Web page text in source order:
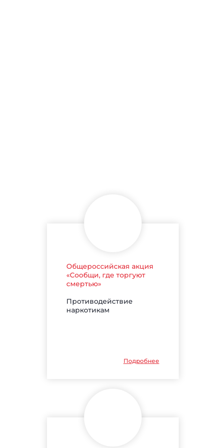
Общероссийская акция
«Сообщи, где торгуют
смертью»
Противодействие
наркотикам
Подробнее